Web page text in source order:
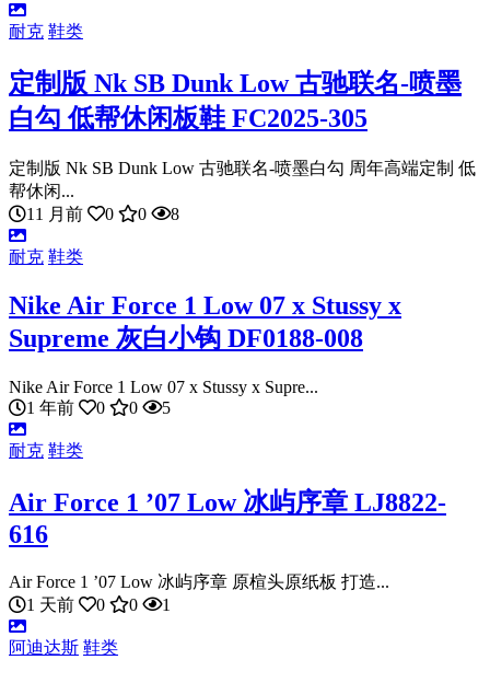
耐克 鞋类
定制版 Nk SB Dunk Low 古驰联名-喷墨
白勾 低帮休闲板鞋 FC2025-305
定制版 Nk SB Dunk Low 古驰联名-喷墨白勾 周年高端定制 低
帮休闲...
11 月前
0 0 8
耐克 鞋类
Nike Air Force 1 Low 07 x Stussy x
Supreme 灰白小钩 DF0188-008
Nike Air Force 1 Low 07 x Stussy x Supre...
1 年前
0 0 5
耐克 鞋类
Air Force 1 ’07 Low 冰屿序章 LJ8822-
616
Air Force 1 ’07 Low 冰屿序章 原楦头原纸板 打造...
1 天前
0 0 1
阿迪达斯 鞋类